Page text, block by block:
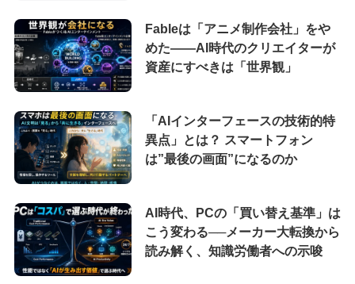
Fableは「アニメ制作会社」をや
めた――AI時代のクリエイターが
資産にすべきは「世界観」
「AIインターフェースの技術的特
異点」とは？ スマートフォン
は”最後の画面”になるのか
AI時代、PCの「買い替え基準」は
こう変わる──メーカー大転換から
読み解く、知識労働者への示唆